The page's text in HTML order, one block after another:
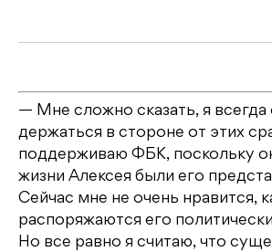
— Мне сложно сказать, я всегда
держаться в стороне от этих
поддерживаю ФБК, поскольку
жизни Алексея были его
Сейчас мне не очень нравится,
распоряжаются его
Но все равно я считаю, что